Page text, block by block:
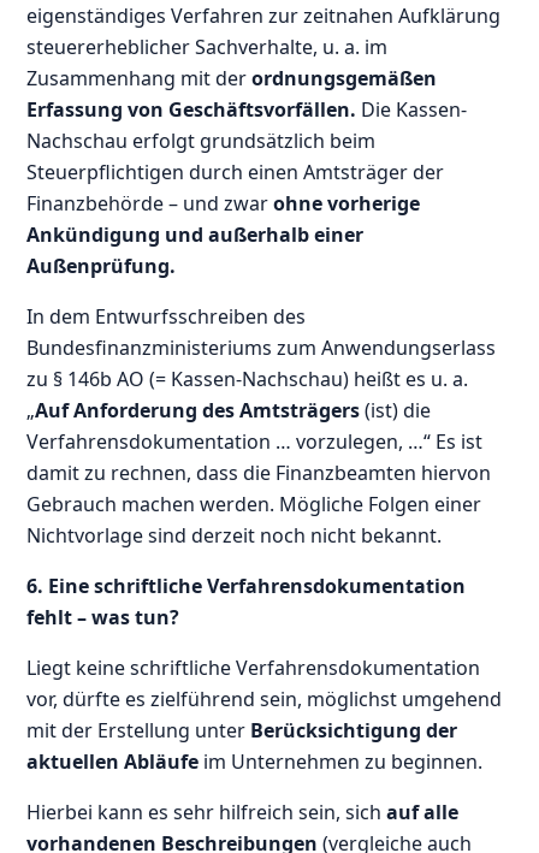
eigenständiges Verfahren zur zeitnahen Aufklärung
steuererheblicher Sachverhalte, u. a. im
Zusammenhang mit derordnungsgemäßen
Erfassung von Geschäftsvorfällen. Die Kassen-
Nachschau erfolgt grundsätzlich beim
Steuerpflichtigen durch einen Amtsträger der
Finanzbehörde – und zwarohne vorherige
Ankündigung und außerhalb einer
Außenprüfung.
In dem Entwurfsschreiben des
Bundesfinanzministeriums zum Anwendungserlass
zu § 146b AO (= Kassen-Nachschau) heißt es u. a.
„Auf Anforderung des Amtsträgers(ist) die
Verfahrensdokumentation … vorzulegen, …“ Es ist
damit zu rechnen, dass die Finanzbeamten hiervon
Gebrauch machen werden. Mögliche Folgen einer
Nichtvorlage sind derzeit noch nicht bekannt.
6. Eine schriftliche Verfahrensdokumentation
fehlt – was tun?
Liegt keine schriftliche Verfahrensdokumentation
vor, dürfte es zielführend sein, möglichst umgehend
mit der Erstellung unter Berücksichtigung der
aktuellen Abläufe im Unternehmen zu beginnen.
Hierbei kann es sehr hilfreich sein, sichauf alle
vorhandenen Beschreibungen (vergleiche auch